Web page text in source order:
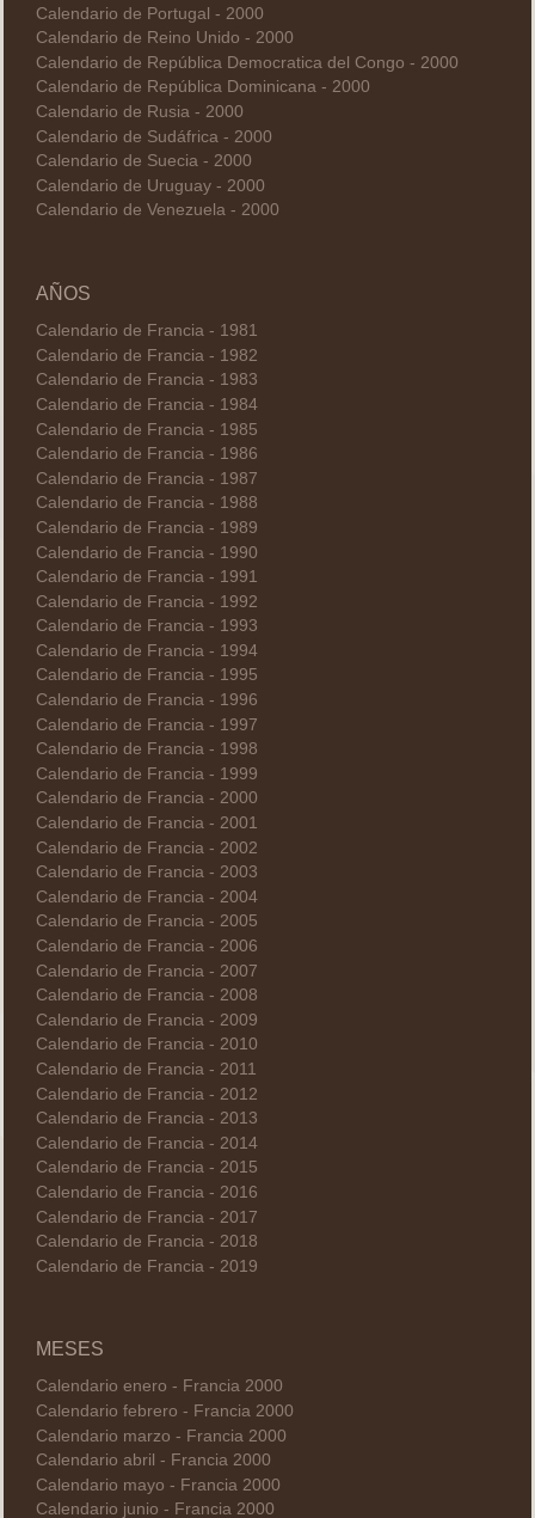
Calendario de Portugal - 2000
Calendario de Reino Unido - 2000
Calendario de República Democratica del Congo - 2000
Calendario de República Dominicana - 2000
Calendario de Rusia - 2000
Calendario de Sudáfrica - 2000
Calendario de Suecia - 2000
Calendario de Uruguay - 2000
Calendario de Venezuela - 2000
AÑOS
Calendario de Francia - 1981
Calendario de Francia - 1982
Calendario de Francia - 1983
Calendario de Francia - 1984
Calendario de Francia - 1985
Calendario de Francia - 1986
Calendario de Francia - 1987
Calendario de Francia - 1988
Calendario de Francia - 1989
Calendario de Francia - 1990
Calendario de Francia - 1991
Calendario de Francia - 1992
Calendario de Francia - 1993
Calendario de Francia - 1994
Calendario de Francia - 1995
Calendario de Francia - 1996
Calendario de Francia - 1997
Calendario de Francia - 1998
Calendario de Francia - 1999
Calendario de Francia - 2000
Calendario de Francia - 2001
Calendario de Francia - 2002
Calendario de Francia - 2003
Calendario de Francia - 2004
Calendario de Francia - 2005
Calendario de Francia - 2006
Calendario de Francia - 2007
Calendario de Francia - 2008
Calendario de Francia - 2009
Calendario de Francia - 2010
Calendario de Francia - 2011
Calendario de Francia - 2012
Calendario de Francia - 2013
Calendario de Francia - 2014
Calendario de Francia - 2015
Calendario de Francia - 2016
Calendario de Francia - 2017
Calendario de Francia - 2018
Calendario de Francia - 2019
MESES
Calendario enero - Francia 2000
Calendario febrero - Francia 2000
Calendario marzo - Francia 2000
Calendario abril - Francia 2000
Calendario mayo - Francia 2000
Calendario junio - Francia 2000